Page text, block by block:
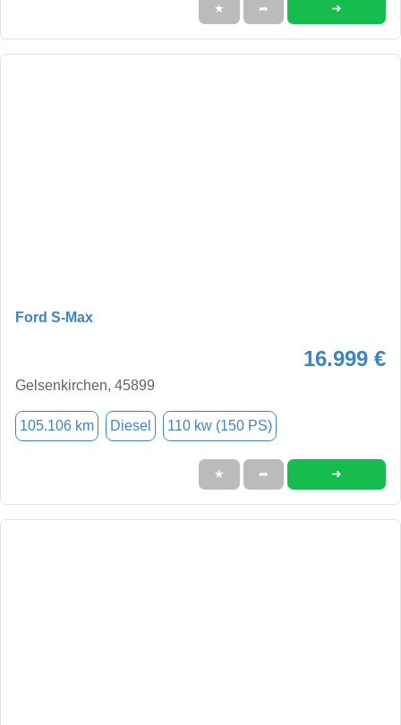
★ ➦ ➜
Ford S-Max
16.999 €
Gelsenkirchen, 45899
105.106 km Diesel 110 kw (150 PS)
★ ➦ ➜